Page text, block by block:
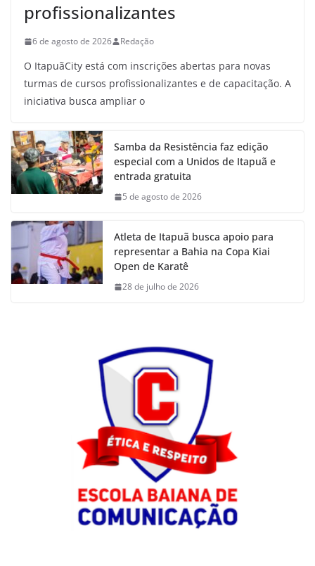
profissionalizantes
6 de agosto de 2026 Redação
O ItapuãCity está com inscrições abertas para novas
turmas de cursos profissionalizantes e de capacitação. A
iniciativa busca ampliar o
Samba da Resistência faz edição
especial com a Unidos de Itapuã e
entrada gratuita
5 de agosto de 2026
Atleta de Itapuã busca apoio para
representar a Bahia na Copa Kiai
Open de Karatê
28 de julho de 2026